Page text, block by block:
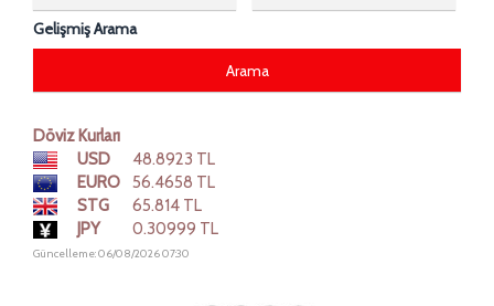
Gelişmiş Arama
Döviz Kurları
USD
48.8923 TL
EURO
56.4658 TL
STG
65.814 TL
JPY
0.30999 TL
Güncelleme: 06/08/2026 07:30